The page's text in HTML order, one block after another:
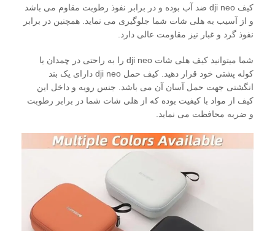
کیف dji neo ضد آب بوده و در برابر نفوذ رطوبت مقاوم می باشد
و از آسیب به هلی شات شما جلوگیری می نماید. همچنین در برابر
نفوذ گرد و غبار نیز مقاومت عالی دارد.
شما میتوانید کیف هلی شات dji neo را به راحتی در چمدان یا
کوله پشتی خود قرار دهید. کیف حمل dji neo دارای یک بند
انگشتی جهت حمل آسان آن می باشد. جنس رویه و داخل این
کیف از مواد با کیفیت بوده که از هلی شات شما در برابر رطوبت
و ضربه محافظت می نماید.